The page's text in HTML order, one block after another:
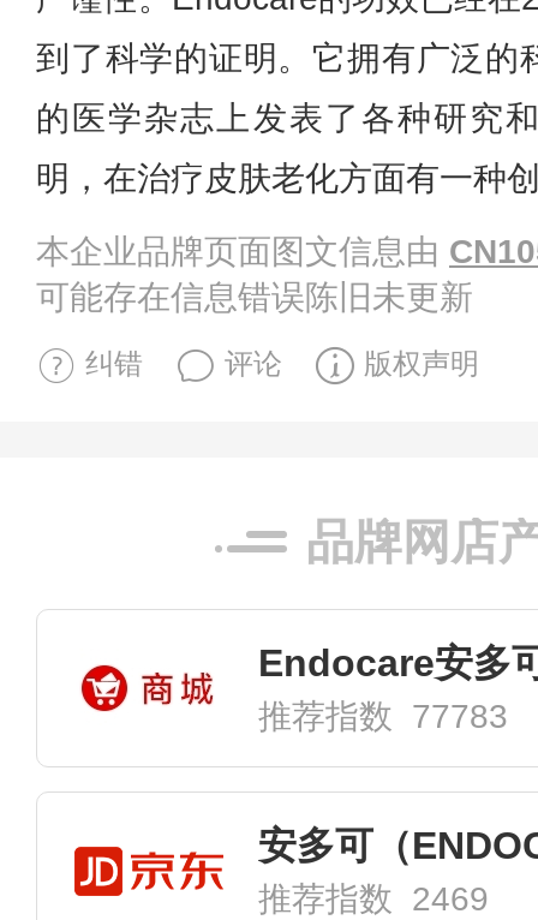
到了科学的证明。它拥有广泛的
的医学杂志上发表了各种研究
明，在治疗皮肤老化方面有一种
本企业品牌页面图文信息由
可能存在信息错误陈旧未更新
纠错 评论 版权声明
品牌网店
Endocare安多
推荐指数 77783
推荐指数 2469